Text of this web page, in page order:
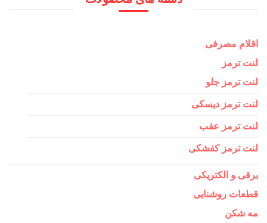
اقلام مصرفی
لنت ترمز
لنت ترمز جلو
لنت ترمز دیسکی
لنت ترمز عقب
لنت ترمز کفشکی
برقی و الکتریکی
قطعات روشنایی
مه شکن